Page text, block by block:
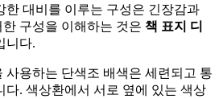
한 대비를 이루는 구성은 긴장감과
구성을 이해하는 것은 책 표지 디
니다.
사용하는 단색조 배색은 세련되고 통
다. 색상환에서 서로 옆에 있는 색상